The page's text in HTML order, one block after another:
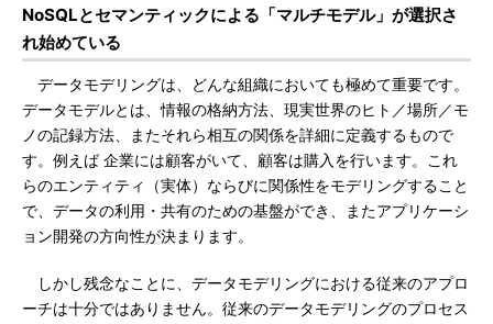
NoSQLとセマンティックによる「マルチモデル」が選択さ
れ始めている
データモデリングは、どんな組織においても極めて重要です。
データモデルとは、情報の格納方法、現実世界のヒト／場所／モ
ノの記録方法、またそれら相互の関係を詳細に定義するもので
す。例えば 企業には顧客がいて、顧客は購入を行います。これ
らのエンティティ（実体）ならびに関係性をモデリングすること
で、データの利用・共有のための基盤ができ、またアプリケーシ
ョン開発の方向性が決まります。
しかし残念なことに、データモデリングにおける従来のアプロ
ーチは十分ではありません。従来のデータモデリングのプロセス